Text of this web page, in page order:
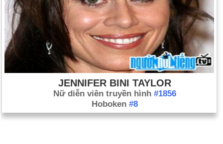
JENNIFER BINI TAYLOR
Nữ diễn viên truyền hình #1856
Hoboken #8